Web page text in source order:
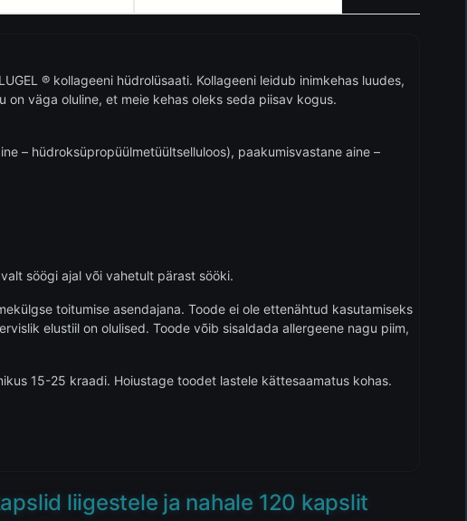
® kollageeni hüdrolüsaati. Kollageeni leidub inimkehas luudes,
väga oluline, et meie kehas oleks seda piisav kogus.
– hüdroksüpropüülmetüültselluloos), paakumisvastane aine –
söögi ajal või vahetult pärast sööki.
toitumise asendajana. Toode ei ole ettenähtud kasutamiseks
elustiil on olulised. Toode võib sisaldada allergeene nagu piim,
15-25 kraadi. Hoiustage toodet lastele kättesaamatus kohas.
liigestele ja nahale 120 kapslit